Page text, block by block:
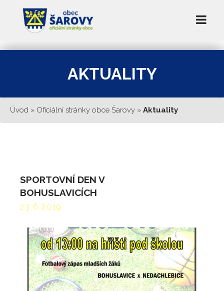
AKTUALITY
Úvod » Oficiální stránky obce Šarovy » Aktuality
SPORTOVNÍ DEN V
BOHUSLAVICÍCH
23.6.2019